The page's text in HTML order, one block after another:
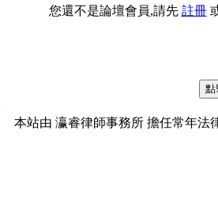
您還不是論壇會員,請先 註冊
本站由 瀛睿律師事務所 擔任常年法